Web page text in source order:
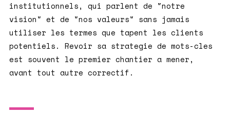
institutionnels, qui parlent de "notre
vision" et de "nos valeurs" sans jamais
utiliser les termes que tapent les clients
potentiels. Revoir sa strategie de mots-cles
est souvent le premier chantier a mener,
avant tout autre correctif.